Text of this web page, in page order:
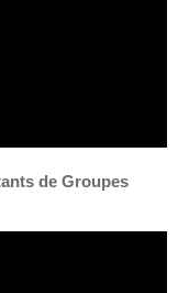
de Groupes